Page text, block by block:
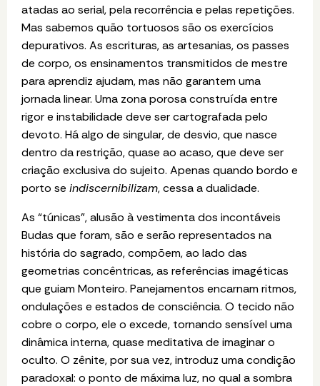
atadas ao serial, pela recorrência e pelas repetições.
Mas sabemos quão tortuosos são os exercícios
depurativos. As escrituras, as artesanias, os passes
de corpo, os ensinamentos transmitidos de mestre
para aprendiz ajudam, mas não garantem uma
jornada linear. Uma zona porosa construída entre
rigor e instabilidade deve ser cartografada pelo
devoto. Há algo de singular, de desvio, que nasce
dentro da restrição, quase ao acaso, que deve ser
criação exclusiva do sujeito. Apenas quando bordo e
porto se indiscernibilizam, cessa a dualidade.
As “túnicas”, alusão àvestimenta dos incontáveis
Budas que foram, são e serão representados na
história do sagrado, compõem, ao lado das
geometrias concêntricas, as referências imagéticas
que guiam Monteiro. Panejamentos encarnam ritmos,
ondulações e estados de consciência. O tecido não
cobre o corpo, ele o excede, tornando sensível uma
dinâmica interna, quase meditativa de imaginar o
oculto. O zênite, por sua vez, introduz uma condição
paradoxal: o ponto de máxima luz, no qual a sombra